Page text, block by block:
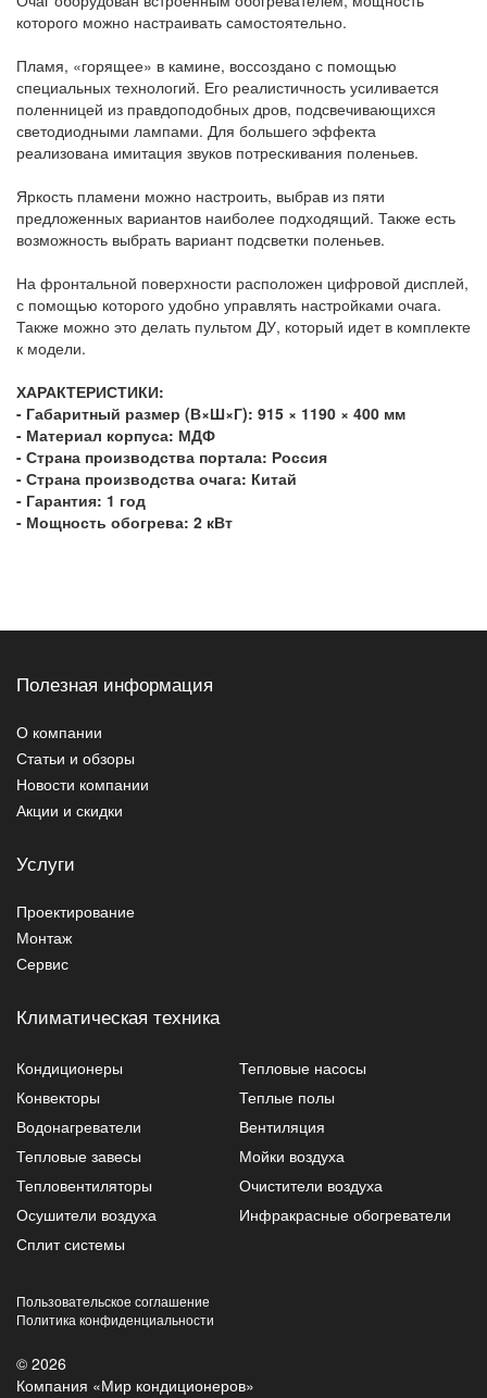
которого можно настраивать самостоятельно.
Пламя, «горящее» в камине, воссоздано с помощью
специальных технологий. Его реалистичность усиливается
поленницей из правдоподобных дров, подсвечивающихся
светодиодными лампами. Для большего эффекта
реализована имитация звуков потрескивания поленьев.
Яркость пламени можно настроить, выбрав из пяти
предложенных вариантов наиболее подходящий. Также есть
возможность выбрать вариант подсветки поленьев.
На фронтальной поверхности расположен цифровой дисплей,
с помощью которого удобно управлять настройками очага.
Также можно это делать пультом ДУ, который идет в комплекте
к модели.
ХАРАКТЕРИСТИКИ:
- Габаритный размер (В×Ш×Г): 915 × 1190 × 400 мм
- Материал корпуса: МДФ
- Страна производства портала: Россия
- Страна производства очага: Китай
- Гарантия: 1 год
- Мощность обогрева: 2 кВт
Полезная информация
О компании
Статьи и обзоры
Новости компании
Акции и скидки
Услуги
Проектирование
Монтаж
Сервис
Климатическая техника
Кондиционеры
Тепловые насосы
Конвекторы
Теплые полы
Водонагреватели
Вентиляция
Тепловые завесы
Мойки воздуха
Тепловентиляторы
Очистители воздуха
Осушители воздуха
Инфракрасные обогреватели
Сплит системы
Пользовательское соглашение
Политика конфиденциальности
© 2026
Компания «Мир кондиционеров»